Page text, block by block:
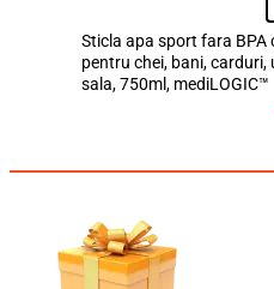
Sticla apa sport fara
pentru chei, bani,
sala, 750ml, mediLOGIC™